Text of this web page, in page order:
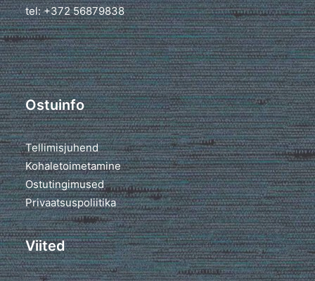
tel: +372 56879838
Ostuinfo
Tellimisjuhend
Kohaletoimetamine
Ostutingimused
Privaatsuspoliitika
Viited